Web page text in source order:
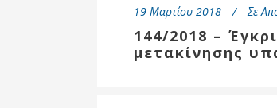
19 Μαρτίου 2018 Σε
144/2018 –
μετακίνησης